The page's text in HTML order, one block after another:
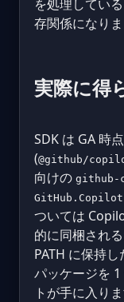
を処理してい
存関係になりま
実際に得
SDK は GA 時
(@github/
向けの github-
ついては
的に同梱され
PATH に保持
パッケージを
トが手に入り